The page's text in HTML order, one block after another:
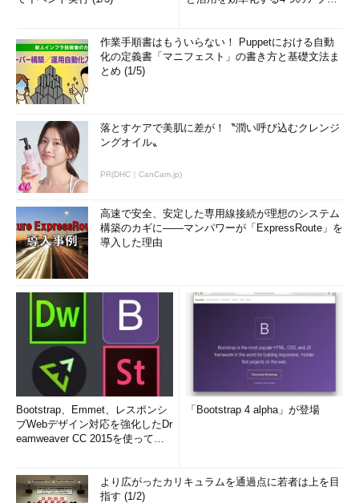
作業手順書はもういらない！ Puppetにおける自動
化の定義書「マニフェスト」の書き方と基礎文法ま
とめ (1/5)
落とすケアで美肌に差が！〝潤い呼び込むクレンジ
ングオイル〟
PR(DHC｜CanCam.jp)
高速で安全、安定した専用線接続が理想のシステム
構築のカギに――マンパワーが「ExpressRoute」を
導入した理由
Bootstrap、Emmet、レスポンシ
ブWebデザイン対応を強化したDr
eamweaver CC 2015を使って
「Bootstrap 4 alpha」が登場
より広がったカリキュラムを通過点に若者は上を目
指す (1/2)